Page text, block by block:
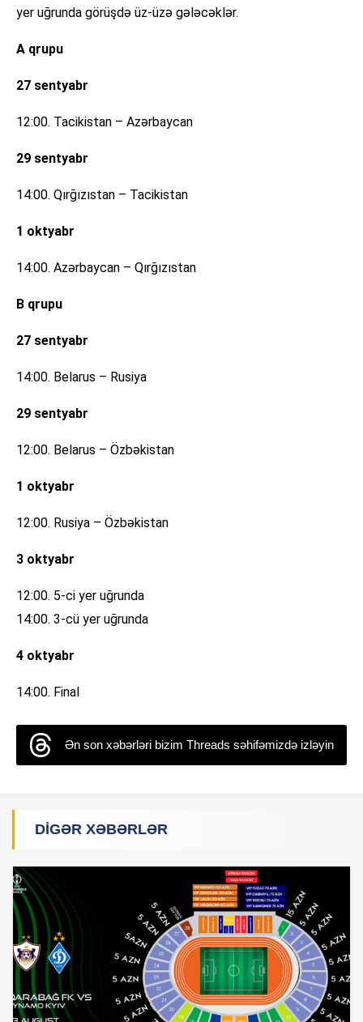
yer uğrunda görüşdə üz-üzə gələcəklər.
A qrupu
27 sentyabr
12:00. Tacikistan – Azərbaycan
29 sentyabr
14:00. Qırğızıstan – Tacikistan
1 oktyabr
14:00. Azərbaycan – Qırğızıstan
B qrupu
27 sentyabr
14:00. Belarus – Rusiya
29 sentyabr
12:00. Belarus – Özbəkistan
1 oktyabr
12:00. Rusiya – Özbəkistan
3 oktyabr
12:00. 5-ci yer uğrunda
14:00. 3-cü yer uğrunda
4 oktyabr
14:00. Final
Ən son xəbərləri bizim Threads səhifəmizdə izləyin
DIGƏR XƏBƏRLƏR